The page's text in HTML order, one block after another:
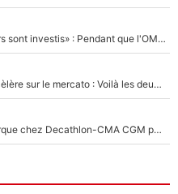
«Des milliards et des milliards de dollars sont investis» : Pendant que l'OM est en pleine crise financière, Frank McCourt lance un nouveau projet à 260M€ !
Après Maghnes Akliouche, le PSG accèlère sur le mercato : Voilà les deux nouvelles recrues qui vont signer la semaine prochaine ?
Un coéquipier de Tadej Pogacar débarque chez Decathlon-CMA CGM pour épauler Paul Seixas : «Mes meilleures années sont à venir»